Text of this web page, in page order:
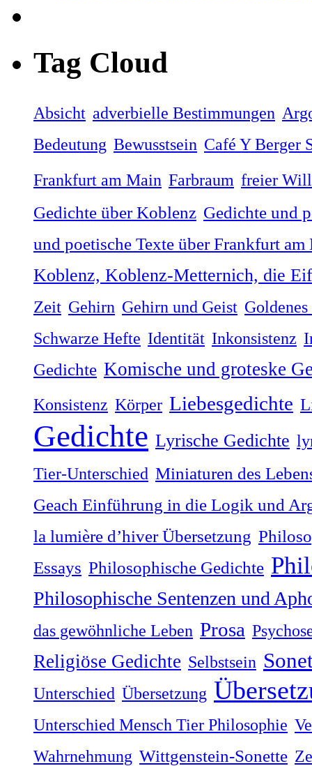
Tag Cloud
Absicht adverbielle Bestimmungen
Bedeutung Bewusstsein Café Y Berger
Frankfurt am Main Farbraum freier
Gedichte über Koblenz Gedichte und
und poetische Texte über Frankfurt am
Koblenz, Koblenz-Metternich, die
Zeit Gehirn Gehirn und Geist
Schwarze Hefte Identität Inkonsistenz
Gedichte Komische und groteske
Konsistenz Körper Liebesgedichte
Gedichte Lyrische Gedichte
Tier-Unterschied Miniaturen des
Geach Einführung in die Logik und
la lumière dʼhiver Übersetzung
Essays Philosophische Gedichte
Philosophische Sentenzen und
das gewöhnliche Leben Prosa
Religiöse Gedichte Selbstsein
Unterschied Übersetzung
Unterschied Mensch Tier Philosophie
Wahrnehmung Wittgenstein-Sonette